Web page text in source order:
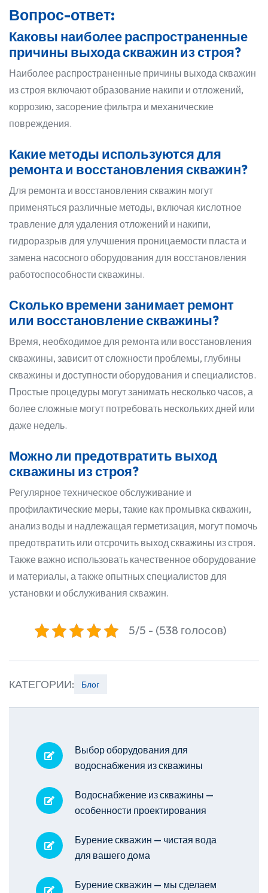
Вопрос-ответ:
Каковы наиболее распространенные
причины выхода скважин из строя?
Наиболее распространенные причины выхода скважин
из строя включают образование накипи и отложений,
коррозию, засорение фильтра и механические
повреждения.
Какие методы используются для
ремонта и восстановления скважин?
Для ремонта и восстановления скважин могут
применяться различные методы, включая кислотное
травление для удаления отложений и накипи,
гидроразрыв для улучшения проницаемости пласта и
замена насосного оборудования для восстановления
работоспособности скважины.
Сколько времени занимает ремонт
или восстановление скважины?
Время, необходимое для ремонта или восстановления
скважины, зависит от сложности проблемы, глубины
скважины и доступности оборудования и специалистов.
Простые процедуры могут занимать несколько часов, а
более сложные могут потребовать нескольких дней или
даже недель.
Можно ли предотвратить выход
скважины из строя?
Регулярное техническое обслуживание и
профилактические меры, такие как промывка скважин,
анализ воды и надлежащая герметизация, могут помочь
предотвратить или отсрочить выход скважины из строя.
Также важно использовать качественное оборудование
и материалы, а также опытных специалистов для
установки и обслуживания скважин.
5/5 - (538 голосов)
КАТЕГОРИИ: Блог
Выбор оборудования для
водоснабжения из скважины
Водоснабжение из скважины —
особенности проектирования
Бурение скважин — чистая вода
для вашего дома
Бурение скважин — мы сделаем